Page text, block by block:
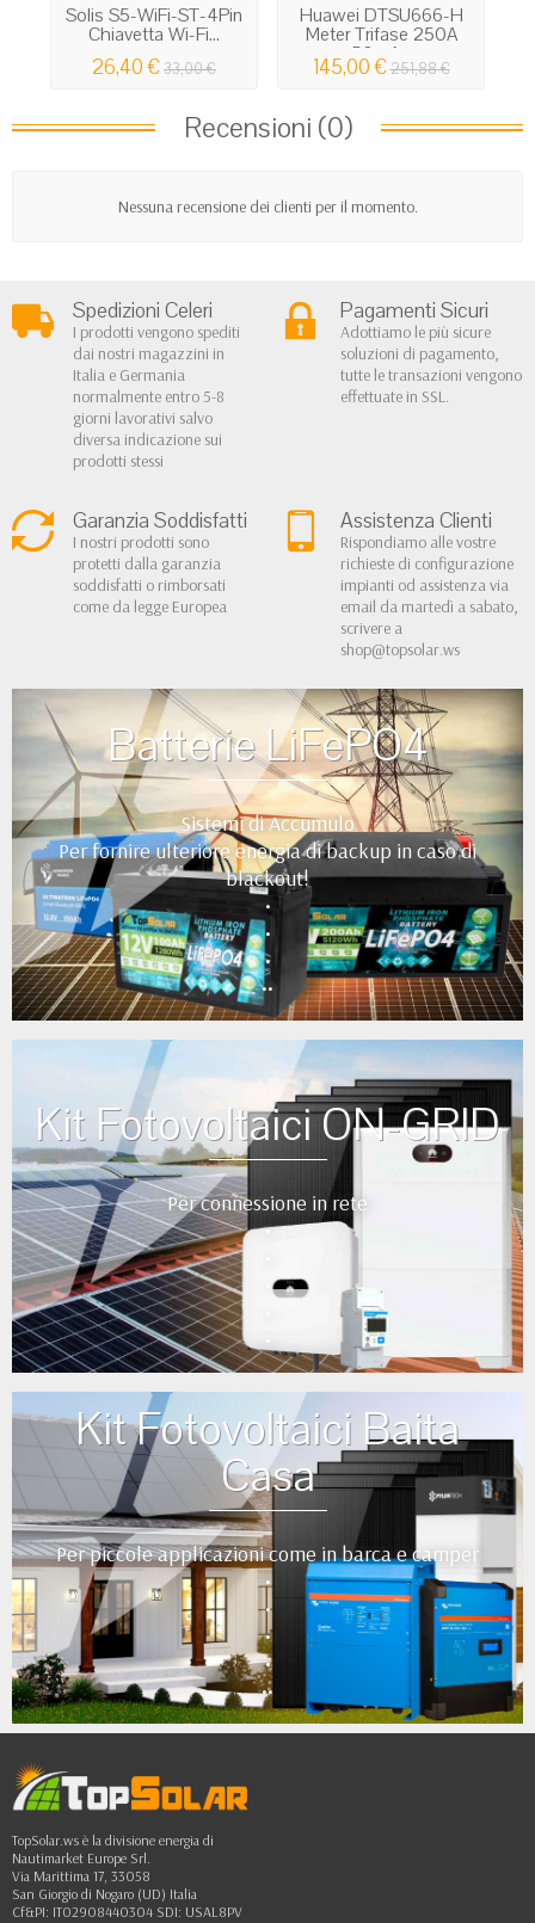
Solis S5-WiFi-ST-4Pin
Chiavetta Wi-Fi...
26,40 €33,00 €
Huawei DTSU666-H
Meter Trifase 250A
50mA...
145,00 €251,88 €
Recensioni (0)
Nessuna recensione dei clienti per il momento.
Spedizioni Celeri
I prodotti vengono spediti
dai nostri magazzini in
Italia e Germania
normalmente entro 5-8
giorni lavorativi salvo
diversa indicazione sui
prodotti stessi
Pagamenti Sicuri
Adottiamo le più sicure
soluzioni di pagamento,
tutte le transazioni vengono
effettuate in SSL.
Garanzia Soddisfatti
I nostri prodotti sono
protetti dalla garanzia
soddisfatti o rimborsati
come da legge Europea
Assistenza Clienti
Rispondiamo alle vostre
richieste di configurazione
impianti od assistenza via
email da martedì a sabato,
scrivere a
shop@topsolar.ws
Batterie LiFePO4
Sistemi di Accumulo
Per fornire ulteriore energia di backup in caso di
blackout!
•
•
•
••
Kit Fotovoltaici ON-GRID
Per connessione in rete
•
•
Kit Fotovoltaici Baita
Casa
Per piccole applicazioni come in barca e camper
•
•
•
•
••
TopSolar.ws è la divisione energia di
Nautimarket Europe Srl.
Via Marittima 17, 33058
San Giorgio di Nogaro (UD) Italia
Cf&PI: IT02908440304 SDI: USAL8PV